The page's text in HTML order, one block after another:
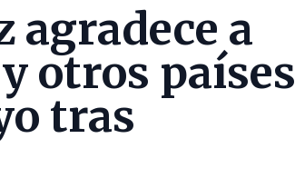
agradece a
otros países
tras